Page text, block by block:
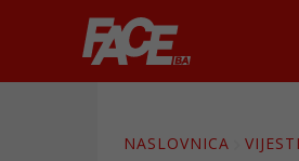
NASLOVNICA VIJESTI